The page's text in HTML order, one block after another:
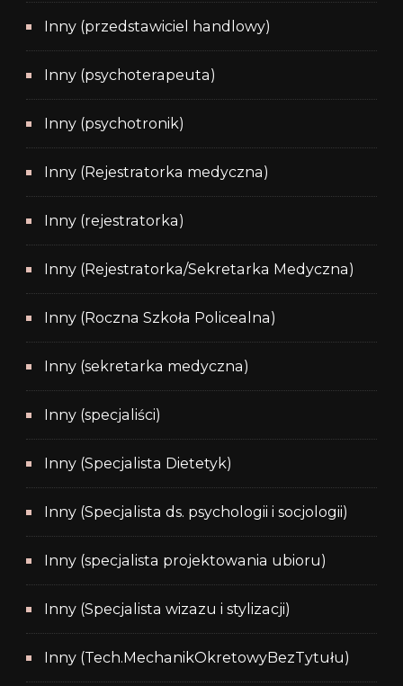
Inny (przedstawiciel handlowy)
Inny (psychoterapeuta)
Inny (psychotronik)
Inny (Rejestratorka medyczna)
Inny (rejestratorka)
Inny (Rejestratorka/Sekretarka Medyczna)
Inny (Roczna Szkoła Policealna)
Inny (sekretarka medyczna)
Inny (specjaliści)
Inny (Specjalista Dietetyk)
Inny (Specjalista ds. psychologii i socjologii)
Inny (specjalista projektowania ubioru)
Inny (Specjalista wizazu i stylizacji)
Inny (Tech.MechanikOkretowyBezTytułu)